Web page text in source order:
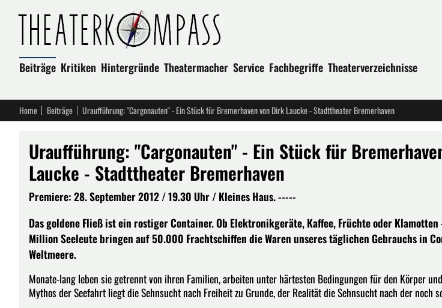
Beiträge Kritiken Hintergründe Theatermacher Service Fachbegriffe Theaterverzeichnisse
Home Beiträge Uraufführung: "Cargonauten" - Ein Stück für Bremerhaven von Dirk Laucke - Stadttheater Bremerhaven
Uraufführung: "Cargonauten" - Ein Stück für
Laucke - Stadttheater Bremerhaven
Premiere: 28. September 2012 / 19.30 Uhr / Kleines Haus. -----
Das goldene Fließ ist ein rostiger Container. Ob Elektronikgeräte, Kaffee, Früchte oder
Million Seeleute bringen auf 50.000 Frachtschiffen die Waren unseres täglichen Gebrauchs in
Weltmeere.
Monate-lang leben sie getrennt von ihren Familien, arbeiten unter härtesten Bedingungen für den Körper
Mythos der Seefahrt liegt die Sehnsucht nach Freiheit zu Grunde, der Realität die Sehnsucht nach der noch